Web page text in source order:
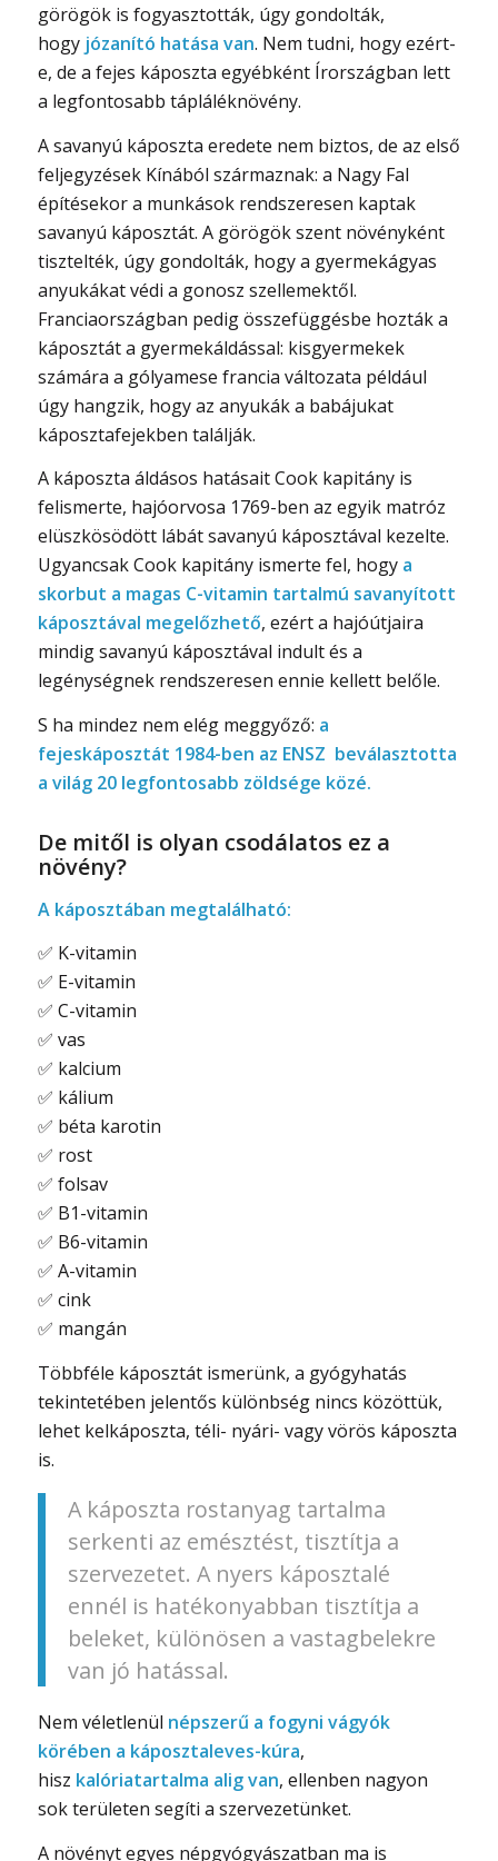
görögök is fogyasztották, úgy gondolták,
hogy józanító hatása van. Nem tudni, hogy ezért-
e, de a fejes káposzta egyébként Írországban lett
a legfontosabb tápláléknövény.
A savanyú káposzta eredete nem biztos, de az első
feljegyzések Kínából származnak: a Nagy Fal
építésekor a munkások rendszeresen kaptak
savanyú káposztát. A görögök szent növényként
tisztelték, úgy gondolták, hogy a gyermekágyas
anyukákat védi a gonosz szellemektől.
Franciaországban pedig összefüggésbe hozták a
káposztát a gyermekáldással: kisgyermekek
számára a gólyamese francia változata például
úgy hangzik, hogy az anyukák a babájukat
káposztafejekben találják.
A káposzta áldásos hatásait Cook kapitány is
felismerte, hajóorvosa 1769-ben az egyik matróz
elüszkösödött lábát savanyú káposztával kezelte.
Ugyancsak Cook kapitány ismerte fel, hogy a
skorbut a magas C-vitamin tartalmú savanyított
káposztával megelőzhető, ezért a hajóútjaira
mindig savanyú káposztával indult és a
legénységnek rendszeresen ennie kellett belőle.
S ha mindez nem elég meggyőző: a
fejeskáposztát 1984-ben az ENSZ beválasztotta
a világ 20 legfontosabb zöldsége közé.
De mitől is olyan csodálatos ez a
növény?
A káposztában megtalálható:
✅ K-vitamin
✅ E-vitamin
✅ C-vitamin
✅ vas
✅ kalcium
✅ kálium
✅ béta karotin
✅ rost
✅ folsav
✅ B1-vitamin
✅ B6-vitamin
✅ A-vitamin
✅ cink
✅ mangán
Többféle káposztát ismerünk, a gyógyhatás
tekintetében jelentős különbség nincs közöttük,
lehet kelkáposzta, téli- nyári- vagy vörös káposzta
is.
A káposzta rostanyag tartalma
serkenti az emésztést, tisztítja a
szervezetet. A nyers káposztalé
ennél is hatékonyabban tisztítja a
beleket, különösen a vastagbelekre
van jó hatással.
Nem véletlenül népszerű a fogyni vágyók
körében a káposztaleves-kúra,
hisz kalóriatartalma alig van, ellenben nagyon
sok területen segíti a szervezetünket.
A növényt egyes népgyógyászatban ma is